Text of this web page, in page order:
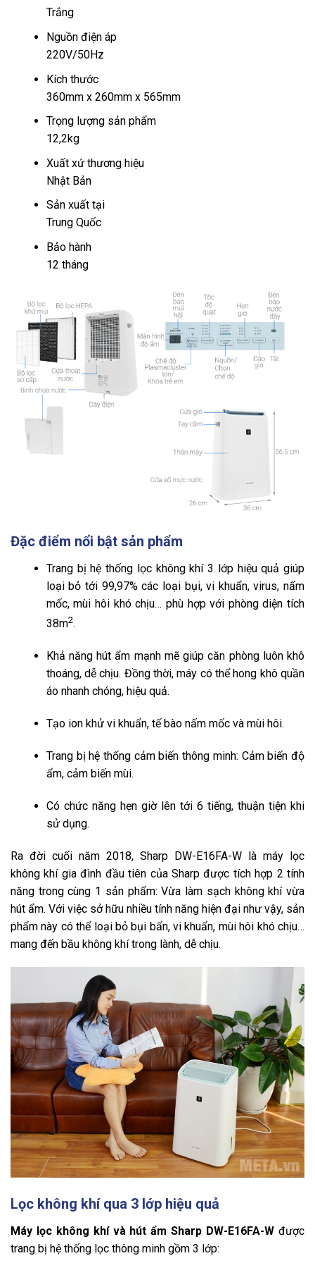
Trắng
Nguồn điện áp
220V/50Hz
Kích thước
360mm x 260mm x 565mm
Trọng lượng sản phẩm
12,2kg
Xuất xứ thương hiệu
Nhật Bản
Sản xuất tại
Trung Quốc
Bảo hành
12 tháng
Đặc điểm nổi bật sản phẩm
Trang bị hệ thống lọc không khí 3 lớp hiệu quả giúp
loại bỏ tới 99,97% các loại bụi, vi khuẩn, virus, nấm
mốc, mùi hôi khó chịu… phù hợp với phòng diện tích
38m2.
Khả năng hút ẩm mạnh mẽ giúp căn phòng luôn khô
thoáng, dễ chịu. Đồng thời, máy có thể hong khô quần
áo nhanh chóng, hiệu quả.
Tạo ion khử vi khuẩn, tế bào nấm mốc và mùi hôi.
Trang bị hệ thống cảm biến thông minh: Cảm biến độ
ẩm, cảm biến mùi.
Có chức năng hẹn giờ lên tới 6 tiếng, thuận tiện khi
sử dụng.
Ra đời cuối năm 2018, Sharp DW-E16FA-W là máy lọc
không khí gia đình đầu tiên của Sharp được tích hợp 2 tính
năng trong cùng 1 sản phẩm: Vừa làm sạch không khí vừa
hút ẩm. Với việc sở hữu nhiều tính năng hiện đại như vậy, sản
phẩm này có thể loại bỏ bụi bẩn, vi khuẩn, mùi hôi khó chịu…
mang đến bầu không khí trong lành, dễ chịu.
Lọc không khí qua 3 lớp hiệu quả
Máy lọc không khí và hút ẩm Sharp DW-E16FA-W được
trang bị hệ thống lọc thông minh gồm 3 lớp: